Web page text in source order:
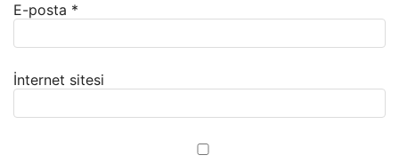
E-posta *
İnternet sitesi